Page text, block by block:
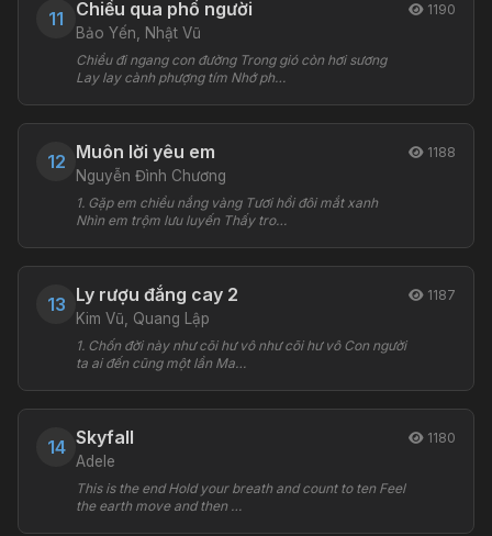
11 Chiều qua phố người
Bảo Yến, Nhật Vũ
Chiều đi ngang con đường Trong gió còn hơi sương
Lay lay cành phượng tím Nhớ ph…
1190
12 Muôn lời yêu em
Nguyễn Đình Chương
1. Gặp em chiều nắng vàng Tươi hồi đôi mắt xanh
Nhìn em trộm lưu luyến Thấy tro…
1188
13 Ly rượu đắng cay 2
Kim Vũ, Quang Lập
1. Chốn đời này như cõi hư vô như cõi hư vô Con người
ta ai đến cũng một lần Ma…
1187
14 Skyfall
Adele
This is the end Hold your breath and count to ten Feel
the earth move and then …
1180